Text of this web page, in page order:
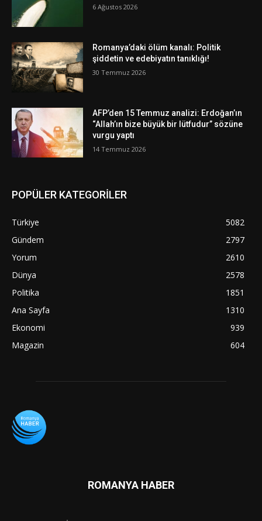
6 Ağustos 2026
Romanya’daki ölüm kanalı: Politik
şiddetin ve edebiyatın tanıklığı!
30 Temmuz 2026
AFP’den 15 Temmuz analizi: Erdoğan’ın
“Allah’ın bize büyük bir lütfudur” sözüne
vurgu yaptı
14 Temmuz 2026
POPÜLER KATEGORİLER
Türkiye
5082
Gündem
2797
Yorum
2610
Dünya
2578
Politika
1851
Ana Sayfa
1310
Ekonomi
939
Magazin
604
ROMANYA HABER